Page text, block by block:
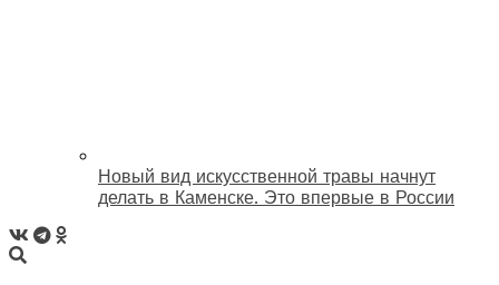
Новый вид искусственной травы начнут
делать в Каменске. Это впервые в России